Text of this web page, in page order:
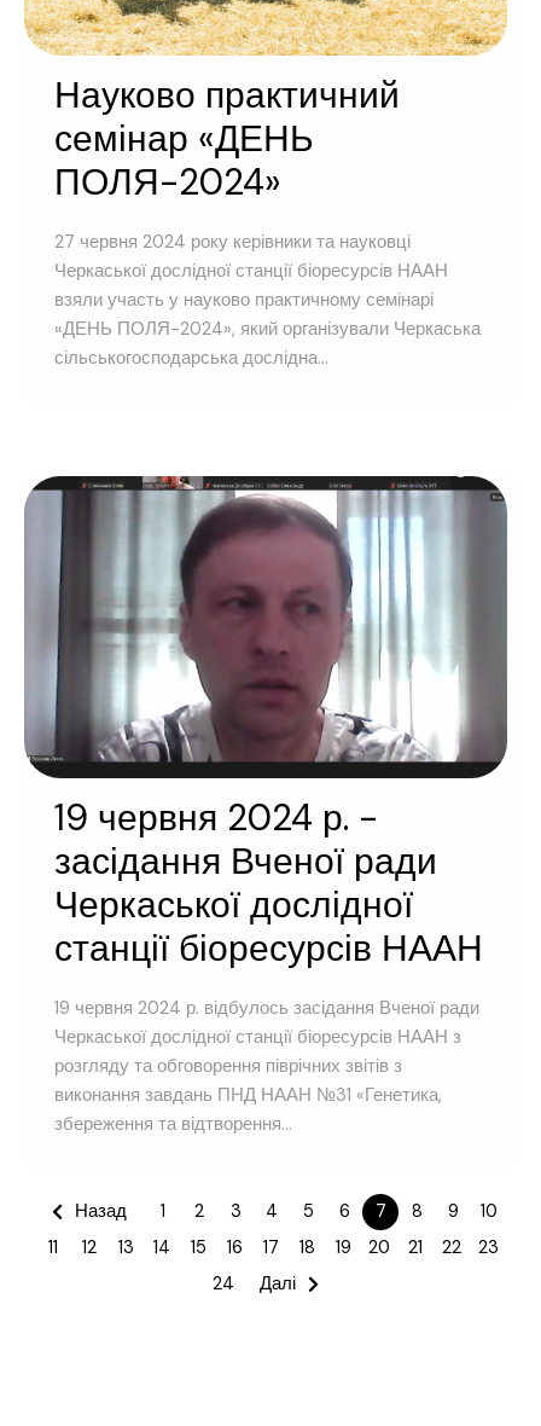
Науково практичний
семінар «ДЕНЬ
ПОЛЯ-2024»
27 червня 2024 року керівники та науковці
Черкаської дослідної станції біоресурсів НААН
взяли участь у науково практичному семінарі
«ДЕНЬ ПОЛЯ-2024», який організували Черкаська
сільськогосподарська дослідна...
19 червня 2024 р. -
засідання Вченої ради
Черкаської дослідної
станції біоресурсів НААН
19 червня 2024 р. відбулось засідання Вченої ради
Черкаської дослідної станції біоресурсів НААН з
розгляду та обговорення піврічних звітів з
виконання завдань ПНД НААН №31 «Генетика,
збереження та відтворення...
Назад 1 2 3 4 5 6 7 8 9
10
11
12 13 14 15 16 17 18 19 20 21 22
23
24
Далі